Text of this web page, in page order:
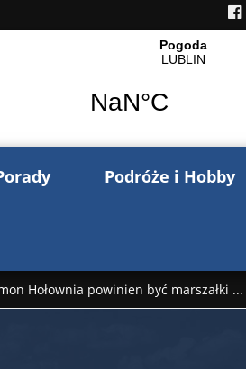
Podróże i Hobby
Hołownia powinien być marszałki ...